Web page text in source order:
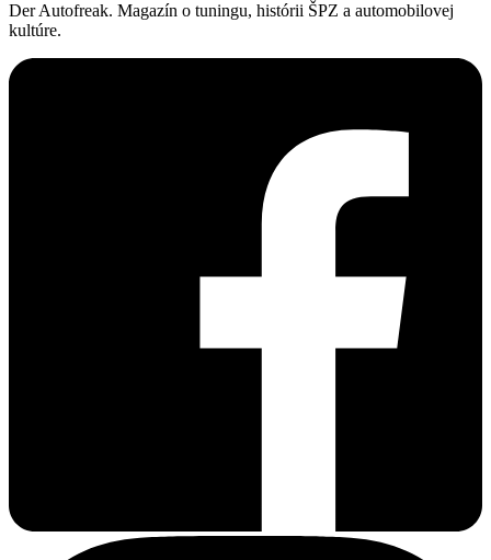
Der Autofreak. Magazín o tuningu, histórii ŠPZ a automobilovej
kultúre.